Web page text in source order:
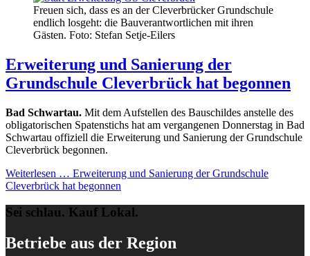
Freuen sich, dass es an der Cleverbrücker Grundschule
endlich losgeht: die Bauverantwortlichen mit ihren
Gästen. Foto: Stefan Setje-Eilers
Erweiterung und Sanierung der
Grundschule Cleverbrück hat begonnen
Bad Schwartau. Mit dem Aufstellen des Bauschildes anstelle des
obligatorischen Spatenstichs hat am vergangenen Donnerstag in Bad
Schwartau offiziell die Erweiterung und Sanierung der Grundschule
Cleverbrück begonnen.
Weiterlesen … Erweiterung und Sanierung der Grundschule
Cleverbrück hat begonnen
Sei schlau. Kauf Lokal.
Betriebe aus der Region